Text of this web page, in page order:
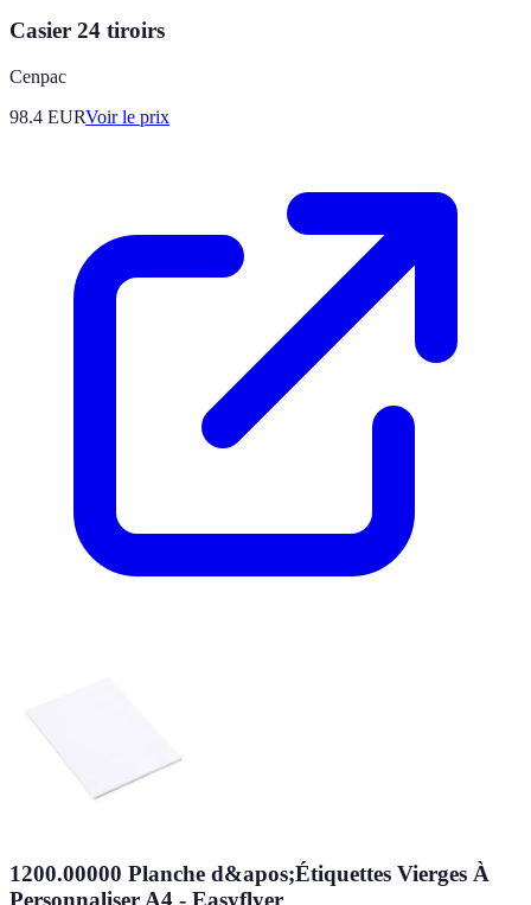
Casier 24 tiroirs
Cenpac
98.4 EURVoir le prix
1200.00000 Planche d&apos;Étiquettes Vierges À
Personnaliser A4 - Easyflyer